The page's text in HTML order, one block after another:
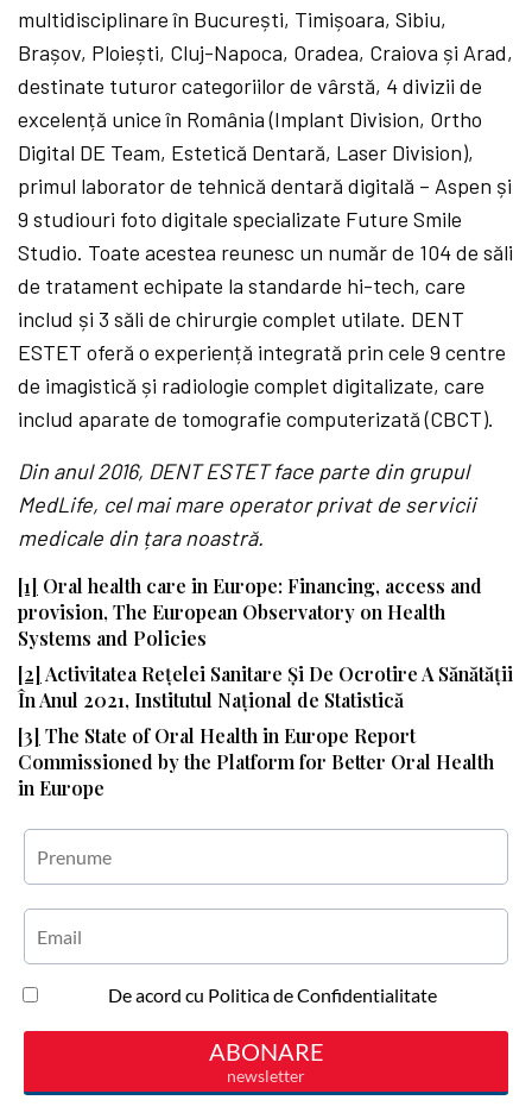
multidisciplinare în București, Timișoara, Sibiu,
Brașov, Ploiești, Cluj-Napoca, Oradea, Craiova și Arad,
destinate tuturor categoriilor de vârstă, 4 divizii de
excelență unice în România (Implant Division, Ortho
Digital DE Team, Estetică Dentară, Laser Division),
primul laborator de tehnică dentară digitală – Aspen și
9 studiouri foto digitale specializate Future Smile
Studio. Toate acestea reunesc un număr de 104 de săli
de tratament echipate la standarde hi-tech, care
includ și 3 săli de chirurgie complet utilate. DENT
ESTET oferă o experiență integrată prin cele 9 centre
de imagistică și radiologie complet digitalizate, care
includ aparate de tomografie computerizată (CBCT).
Din anul 2016, DENT ESTET face parte din grupul
MedLife, cel mai mare operator privat de servicii
medicale din țara noastră.
[1] Oral health care in Europe: Financing, access and
provision, The European Observatory on Health
Systems and Policies
[2]Activitatea Rețelei Sanitare Și De Ocrotire A Sănătății
În Anul 2021, Institutul Național de Statistică
[3] The State of Oral Health in Europe Report
Commissioned by the Platform for Better Oral Health
in Europe